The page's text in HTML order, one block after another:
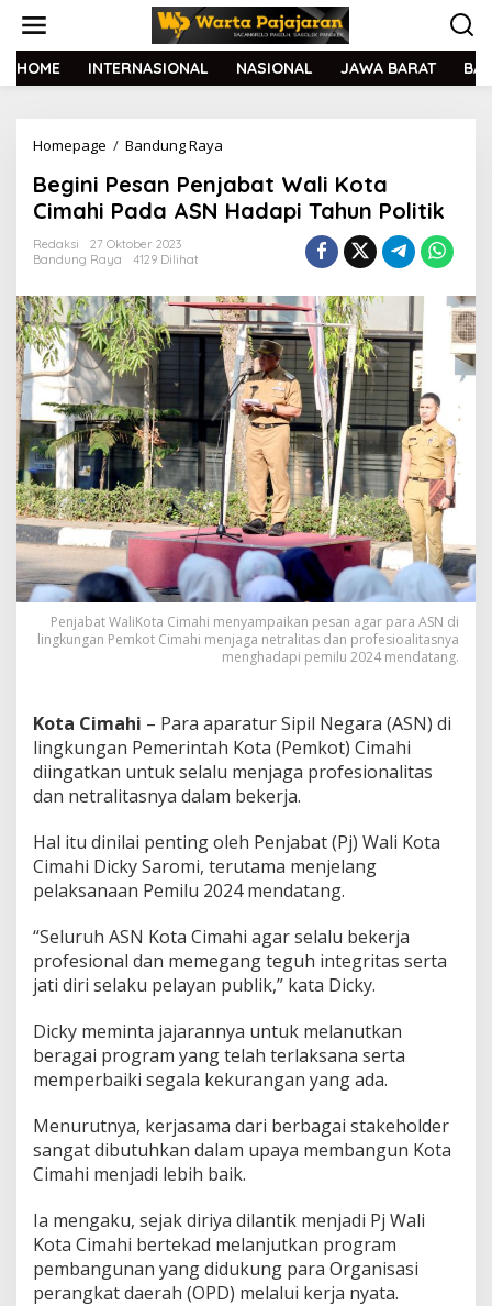
t
HOME INTERNASIONAL NASIONAL JAWA BARAT
Homepage / Bandung Raya
g
n
s
a
n
P
e
n
j
a
b
a
t
W
a
l
K
o
t
a
m
h
i
P
d
A
S
H
a
d
a
i
T
a
n
P
o
i
t
i
k
Begini Pesan Penjabat Wali Kota
Cimahi Pada ASN Hadapi Tahun Politik
Redaksi
27 Oktober 2023
Bandung Raya
4129 Dilihat
Penjabat WaliKota Cimahi menyampaikan pesan agar para ASN di
lingkungan Pemkot Cimahi menjaga netralitas dan profesioalitasnya
menghadapi pemilu 2024 mendatang.
Kota Cimahi – Para aparatur Sipil Negara (ASN) di
lingkungan Pemerintah Kota (Pemkot) Cimahi
diingatkan untuk selalu menjaga profesionalitas
dan netralitasnya dalam bekerja.
Hal itu dinilai penting oleh Penjabat (Pj) Wali Kota
Cimahi Dicky Saromi, terutama menjelang
pelaksanaan Pemilu 2024 mendatang.
“Seluruh ASN Kota Cimahi agar selalu bekerja
profesional dan memegang teguh integritas serta
jati diri selaku pelayan publik,” kata Dicky.
Dicky meminta jajarannya untuk melanutkan
beragai program yang telah terlaksana serta
memperbaiki segala kekurangan yang ada.
Menurutnya, kerjasama dari berbagai stakeholder
sangat dibutuhkan dalam upaya membangun Kota
Cimahi menjadi lebih baik.
Ia mengaku, sejak diriya dilantik menjadi Pj Wali
Kota Cimahi bertekad melanjutkan program
pembangunan yang didukung para Organisasi
perangkat daerah (OPD) melalui kerja nyata.